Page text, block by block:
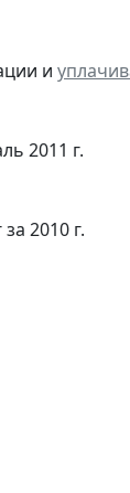
и
2011 г.
2010 г.